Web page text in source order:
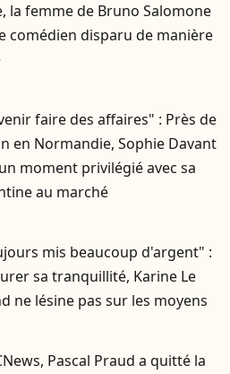
la femme de Bruno Salomone
comédien disparu de manière
faire des affaires" : Près de
en Normandie, Sophie Davant
moment privilégié avec sa
au marché
mis beaucoup d'argent" :
sa tranquillité, Karine Le
ne lésine pas sur les moyens
Pascal Praud a quitté la